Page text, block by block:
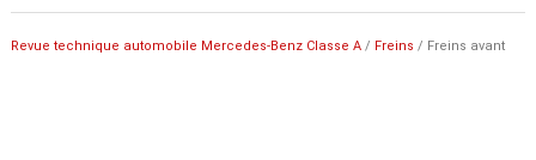
Revue technique automobile Mercedes-Benz Classe A/ Freins / Freins avant